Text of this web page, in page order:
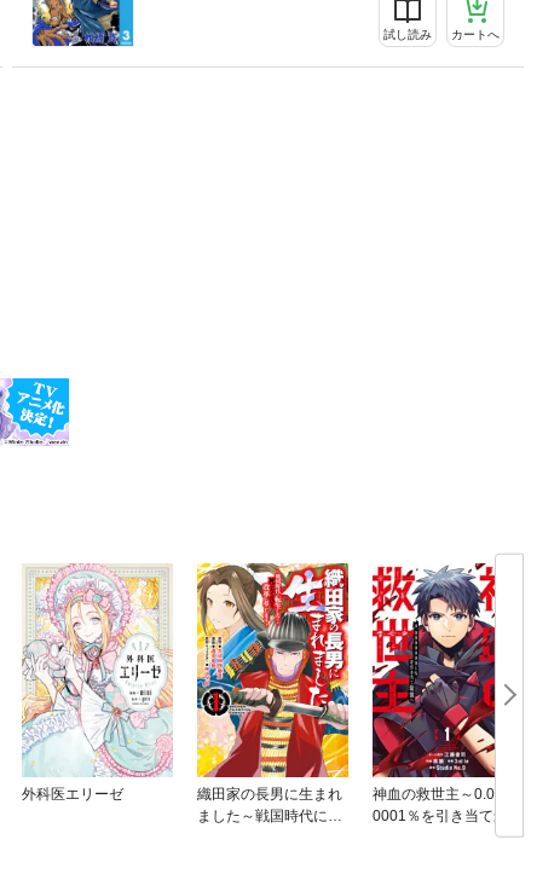
試し読み カートへ
外科医エリーゼ
織田家の長男に生まれ
ました～戦国時代に転
神血の救世主～0.0000
0001％を引き当て最強
へ～【電子書籍特典